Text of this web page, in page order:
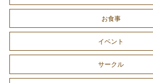
お食事
イベント
サークル